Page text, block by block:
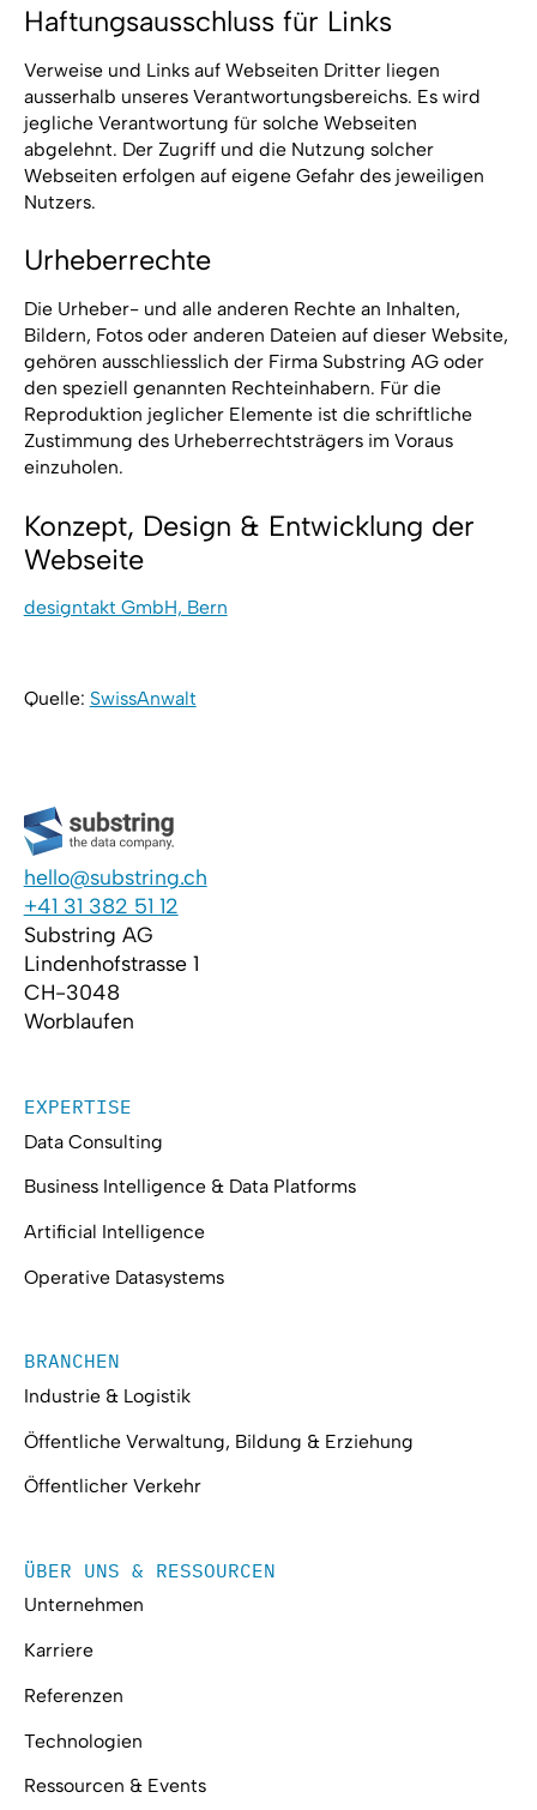
Haftungsausschluss für Links
Verweise und Links auf Webseiten Dritter liegen
ausserhalb unseres Verantwortungsbereichs. Es wird
jegliche Verantwortung für solche Webseiten
abgelehnt. Der Zugriff und die Nutzung solcher
Webseiten erfolgen auf eigene Gefahr des jeweiligen
Nutzers.
Urheberrechte
Die Urheber- und alle anderen Rechte an Inhalten,
Bildern, Fotos oder anderen Dateien auf dieser Website,
gehören ausschliesslich der Firma Substring AG oder
den speziell genannten Rechteinhabern. Für die
Reproduktion jeglicher Elemente ist die schriftliche
Zustimmung des Urheberrechtsträgers im Voraus
einzuholen.
Konzept, Design & Entwicklung der
Webseite
designtakt GmbH, Bern
Quelle: SwissAnwalt
hello@substring.ch
+41 31 382 51 12
Substring AG
Lindenhofstrasse 1
CH-3048
Worblaufen
EXPERTISE
Data Consulting
Business Intelligence & Data Platforms
Artificial Intelligence
Operative Datasystems
BRANCHEN
Industrie & Logistik
Öffentliche Verwaltung, Bildung & Erziehung
Öffentlicher Verkehr
ÜBER UNS & RESSOURCEN
Unternehmen
Karriere
Referenzen
Technologien
Ressourcen & Events